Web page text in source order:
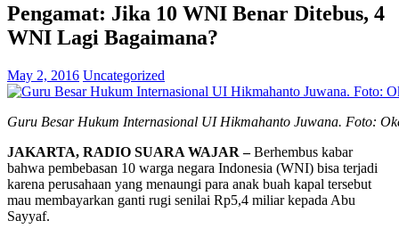
Pengamat: Jika 10 WNI Benar Ditebus, 4
WNI Lagi Bagaimana?
May 2, 2016 Uncategorized
Guru Besar Hukum Internasional UI Hikmahanto Juwana. Foto:
JAKARTA, RADIO SUARA WAJAR –Berhembus kabar
bahwa pembebasan 10 warga negara Indonesia (WNI) bisa terjadi
karena perusahaan yang menaungi para anak buah kapal tersebut
mau membayarkan ganti rugi senilai Rp5,4 miliar kepada Abu
Sayyaf.